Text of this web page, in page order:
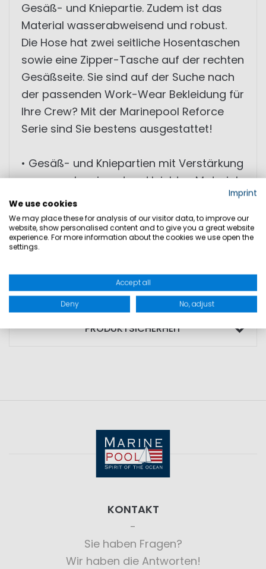
Gesäß- und Kniepartie. Zudem ist das
Material wasserabweisend und robust.
Die Hose hat zwei seitliche Hosentaschen
sowie eine Zipper-Tasche auf der rechten
Gesäßseite. Sie sind auf der Suche nach
der passenden Work-Wear Bekleidung für
Ihre Crew? Mit der Marinepool Reforce
Serie sind Sie bestens ausgestattet!
• Gesäß- und Kniepartien mit Verstärkung
• wasserabweisend und leichtes Material
• ergonomischer Passform
• optimal geeignet für Crewbekleidung
• schnell trocknend
GRÖSSEN
PRODUKTSICHERHEIT
KONTAKT
Sie haben Fragen?
Wir haben die Antworten!
Imprint
We use cookies
We may place these for analysis of our visitor data, to improve our
website, show personalised content and to give you a great website
experience. For more information about the cookies we use open the
settings.
Accept all
Deny No, adjust